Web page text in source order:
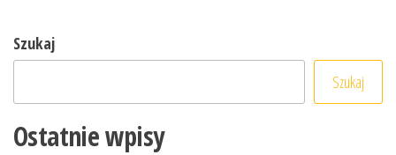
Szukaj
Szukaj
Ostatnie wpisy